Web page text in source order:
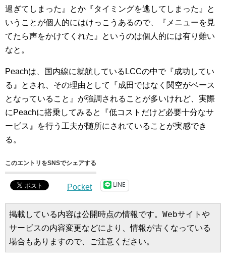
過ぎてしまった』とか『タイミングを逃してしまった』と
いうことが個人的にはけっこうあるので、『メニューを見
てたら声をかけてくれた』というのは個人的には有り難い
なと。
Peachは、国内線に就航しているLCCの中で『成功してい
る』とされ、その理由として『成田ではなく関空がベース
となっていること』が強調されることが多いけれど、実際
にPeachに搭乗してみると『低コストだけど必要十分なサ
ービス』を行う工夫が随所にされていることが実感でき
る。
このエントリをSNSでシェアする
Pocket LINE
掲載している内容は公開時点の情報です。Webサイトや
サービスの内容変更などにより、情報が古くなっている
場合もありますので、ご注意ください。